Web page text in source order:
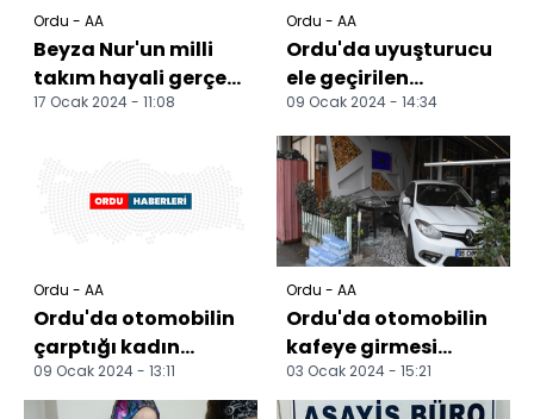
Ordu - AA
Beyza Nur'un milli
takım hayali gerçek
oldu
17 Ocak 2024 - 11:08
Ordu - AA
Ordu'da uyuşturucu
ele geçirilen
otomobildeki 2 kişi
tutuklandı
09 Ocak 2024 - 14:34
Ordu - AA
Ordu'da otomobilin
çarptığı kadın
hayatını kaybetti
09 Ocak 2024 - 13:11
Ordu - AA
Ordu'da otomobilin
kafeye girmesi
sonucu 3 kişi
yaralandı
03 Ocak 2024 - 15:21